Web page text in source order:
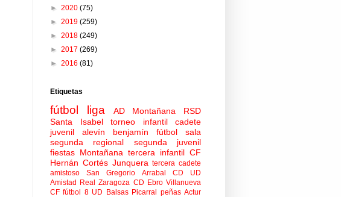
► 2020 (75)
► 2019 (259)
► 2018 (249)
► 2017 (269)
► 2016 (81)
Etiquetas
fútbol liga AD Montañana
RSD
Santa Isabel
torneo infantil
cadete
juvenil
alevín benjamín
fútbol sala
segunda regional
segunda juvenil
fiestas Montañana tercera infantil CF
Hernán Cortés Junquera tercera cadete
amistoso
San Gregorio Arrabal CD
UD
Amistad
Real Zaragoza CD Ebro Villanueva
CF fútbol 8 UD Balsas Picarral peñas Actur